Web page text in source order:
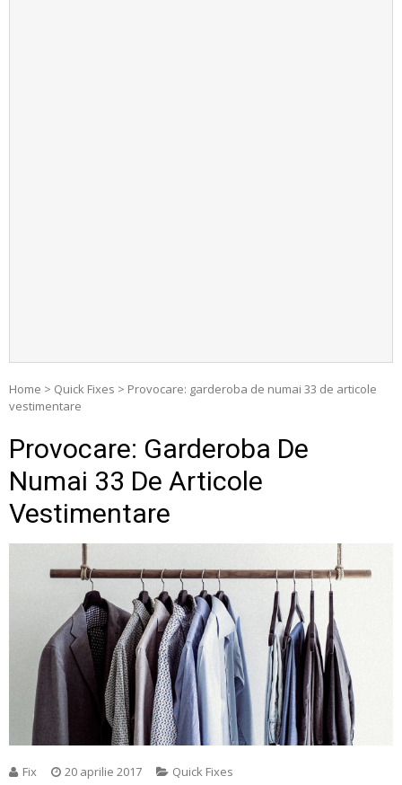
Home > Quick Fixes > Provocare: garderoba de numai 33 de articole
vestimentare
Provocare: Garderoba De
Numai 33 De Articole
Vestimentare
Fix 20 aprilie 2017 Quick Fixes